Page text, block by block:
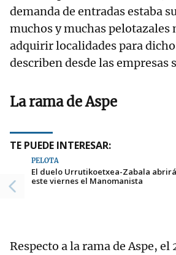
demanda de entradas estaba
muchos y muchas pelotazales
adquirir localidades para
describen desde las empresas
La rama de Aspe
TE PUEDE INTERESAR:
PELOTA
El duelo Urrutikoetxea-Zabala abrirá
este viernes el Manomanista
Respecto a la rama de Aspe, el